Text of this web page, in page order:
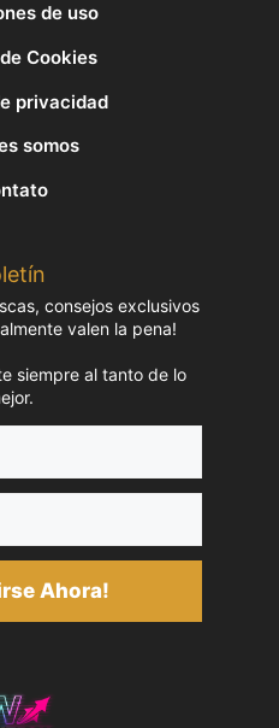
de uso
Cookies
privacidad
somos
consejos exclusivos
valen la pena!
siempre al tanto de lo
Ahora!